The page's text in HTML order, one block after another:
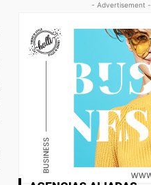
- Advertisement -